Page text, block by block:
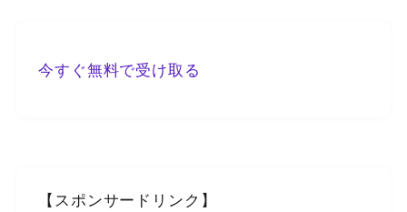
今すぐ無料で受け取る
【スポンサードリンク】